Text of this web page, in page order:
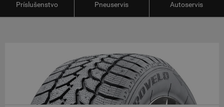
Príslušenstvo Pneuservis Autoservis